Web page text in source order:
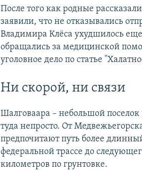
После того как родные
заявили, что не отказывались
Владимира Клёса ухудшилось
обращались за медицинской
уголовное дело по статье
Ни скорой, ни связи
Шалговаара – небольшой
туда непросто. От
предпочитают путь более
федеральной трассе до
километров по грунтовке.